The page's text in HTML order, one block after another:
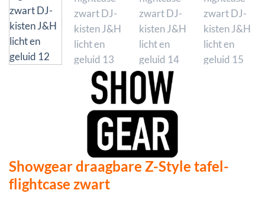
Showgear draagbare Z-Style tafel-
flightcase zwart